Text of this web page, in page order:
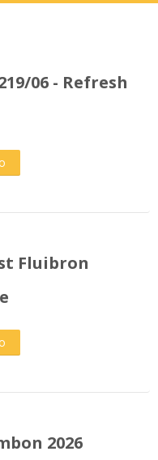
06 - Refresh
Fluibron
2026